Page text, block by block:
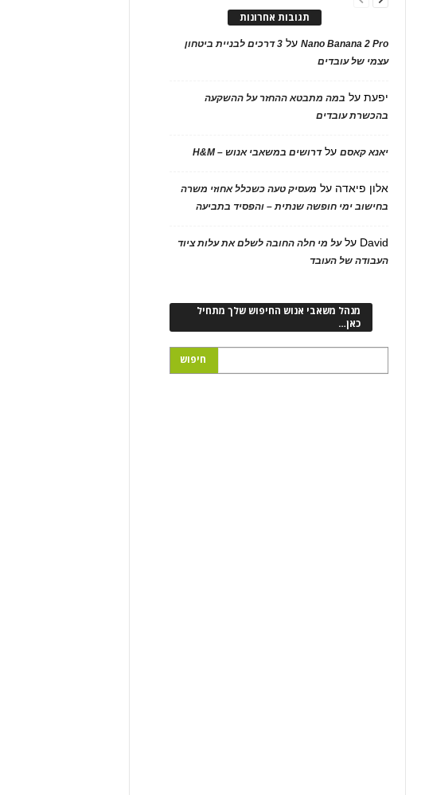
תגובות אחרונות
Nano Banana 2 Proעל
3 דרכים לבניית ביטחון
עצמי של עובדים
יפעתעל במה מתבטא ההחזר על ההשקעה
בהכשרת עובדים
יאנא קאסםעלדרושים במשאבי אנוש – H&M
אלון פיאדה על מעסיק טעה כשכלל אחוזי משרה
בחישוב ימי חופשה שנתית – והפסיד בתביעה
David עלעל מי חלה החובה לשלם את עלות ציוד
העבודה של העובד
מנהל משאבי אנוש החיפוש שלך מתחיל
כאן…